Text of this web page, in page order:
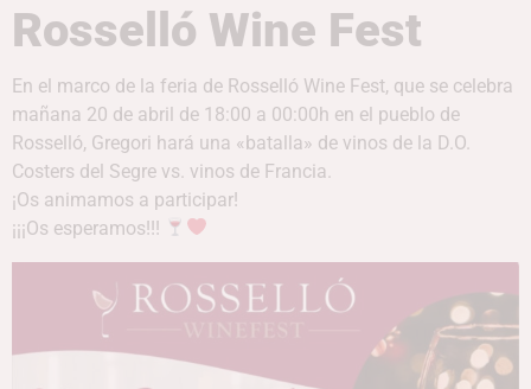
Rosselló Wine Fest
En el marco de la feria de Rosselló Wine Fest, que se celebra
mañana 20 de abril de 18:00 a 00:00h en el pueblo de
Rosselló, Gregori hará una «batalla» de vinos de la D.O.
Costers del Segre vs. vinos de Francia.
¡Os animamos a participar!
¡¡¡Os esperamos!!!